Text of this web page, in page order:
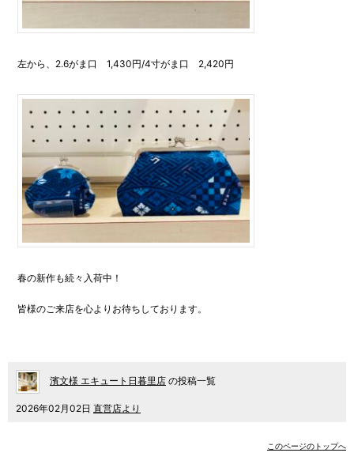
左から、2.6がま口 1,430円/4寸がま口 2,420円
春の新作も続々入荷中！
皆様のご来店を心よりお待ちしております。
濱文様 エキュート日暮里店 の投稿一覧
2026年02月02日 直営店より
このページのトップへ